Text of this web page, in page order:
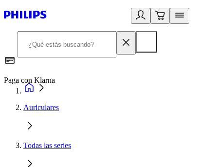
Paga con Klarna
Auriculares
Todas las series